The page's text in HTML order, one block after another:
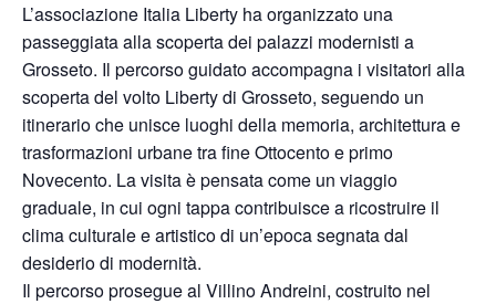
L’associazione Italia Liberty ha organizzato una
passeggiata alla scoperta dei palazzi modernisti a
Grosseto. Il percorso guidato accompagna i visitatori alla
scoperta del volto Liberty di Grosseto, seguendo un
itinerario che unisce luoghi della memoria, architettura e
trasformazioni urbane tra fine Ottocento e primo
Novecento. La visita è pensata come un viaggio
graduale, in cui ogni tappa contribuisce a ricostruire il
clima culturale e artistico di un’epoca segnata dal
desiderio di modernità.
Il percorso prosegue al Villino Andreini, costruito nel